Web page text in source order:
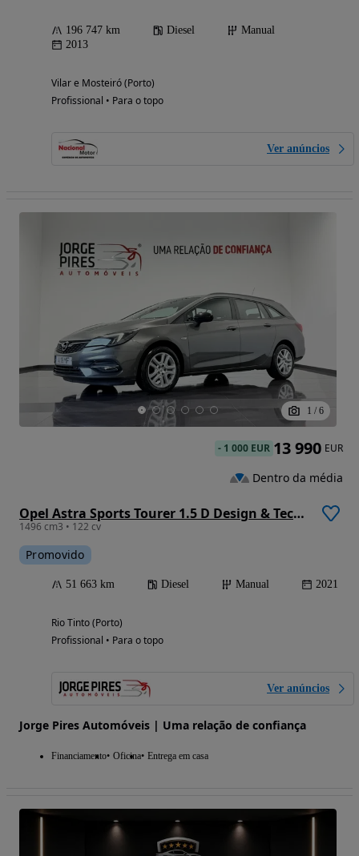
196 747 km Diesel
Manual
2013
Vilar e Mosteiró (Porto)
Profissional • Para o topo
Ver anúncios
1 / 6
Opel Astra Sports Tourer 1.5 D Design & Tech S/S
1496 cm3 • 122 cv
Promovido
51 663 km Diesel Manual 2021
Rio Tinto (Porto)
Profissional • Para o topo
Ver anúncios
Jorge Pires Automóveis | Uma relação de confiança
Financiamento Oficina Entrega em casa
- 1 000 EUR 13 990 EUR
Dentro da média